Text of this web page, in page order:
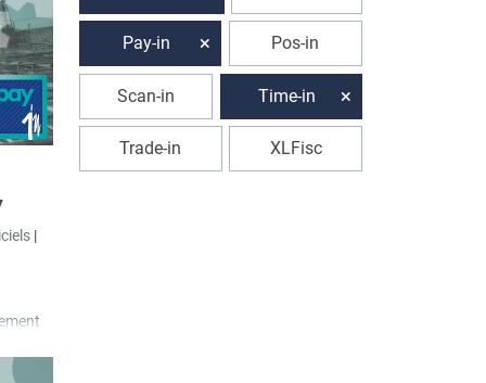
est
et
|
peut
Pay-in Pos-in
Scan-in Time-in
Trade-in XLFisc